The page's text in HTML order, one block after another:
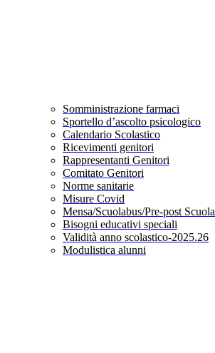
Somministrazione farmaci
Sportello d’ascolto psicologico
Calendario Scolastico
Ricevimenti genitori
Rappresentanti Genitori
Comitato Genitori
Norme sanitarie
Misure Covid
Mensa/Scuolabus/Pre-post Scuola
Bisogni educativi speciali
Validità anno scolastico-2025.26
Modulistica alunni